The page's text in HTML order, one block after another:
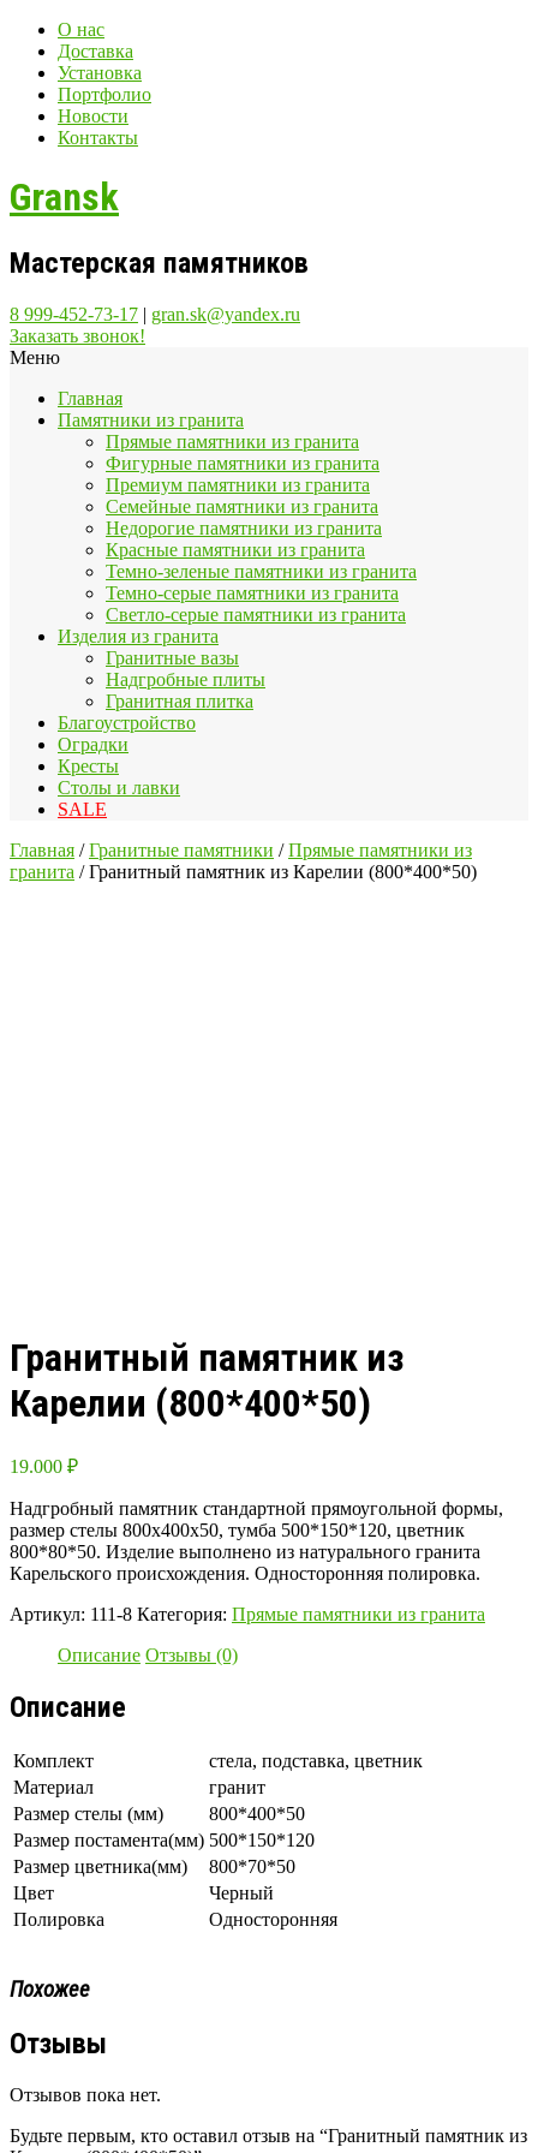
О нас
Доставка
Установка
Портфолио
Новости
Контакты
Gransk
Мастерская памятников
8 999-452-73-17 | gran.sk@yandex.ru
Заказать звонок!
Меню
Главная
Памятники из гранита
Прямые памятники из гранита
Фигурные памятники из гранита
Премиум памятники из гранита
Семейные памятники из гранита
Недорогие памятники из гранита
Красные памятники из гранита
Темно-зеленые памятники из гранита
Темно-серые памятники из гранита
Светло-серые памятники из гранита
Изделия из гранита
Гранитные вазы
Надгробные плиты
Гранитная плитка
Благоустройство
Оградки
Кресты
Столы и лавки
SALE
Главная /Гранитные памятники /Прямые памятники из
гранита / Гранитный памятник из Карелии (800*400*50)
Гранитный памятник из
Карелии (800*400*50)
19.000 ₽
Надгробный памятник стандартной прямоугольной формы,
размер стелы 800х400х50, тумба 500*150*120, цветник
800*80*50. Изделие выполнено из натурального гранита
Карельского происхождения. Односторонняя полировка.
Артикул: 111-8 Категория: Прямые памятники из гранита
Описание Отзывы (0)
Описание
Комплект
стела, подставка, цветник
Материал
гранит
Размер стелы (мм)
800*400*50
Размер постамента(мм) 500*150*120
Размер цветника(мм)
800*70*50
Цвет
Черный
Полировка
Односторонняя
Похожее
Отзывы
Отзывов пока нет.
Будьте первым, кто оставил отзыв на “Гранитный памятник из